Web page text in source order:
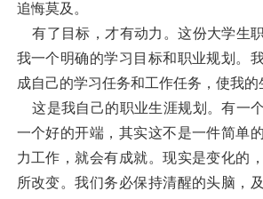
追悔莫及。
有了目标，才有动力。这份大学生
我一个明确的学习目标和职业规划。
成自己的学习任务和工作任务，使我的
这是我自己的职业生涯规划。有一
一个好的开端，其实这不是一件简单
力工作，就会有成就。现实是变化的
所改变。我们务必保持清醒的头脑，